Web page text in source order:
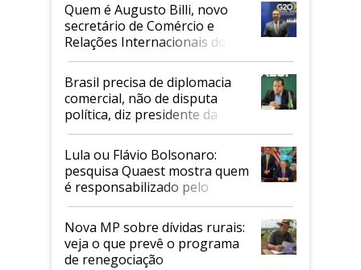
Quem é Augusto Billi, novo
secretário de Comércio e
Relações Internacionais do
Mapa
Brasil precisa de diplomacia
comercial, não de disputa
política, diz presidente da
Faesp
Lula ou Flávio Bolsonaro:
pesquisa Quaest mostra quem
é responsabilizado pelo
tarifaço dos EUA
Nova MP sobre dívidas rurais:
veja o que prevê o programa
de renegociação